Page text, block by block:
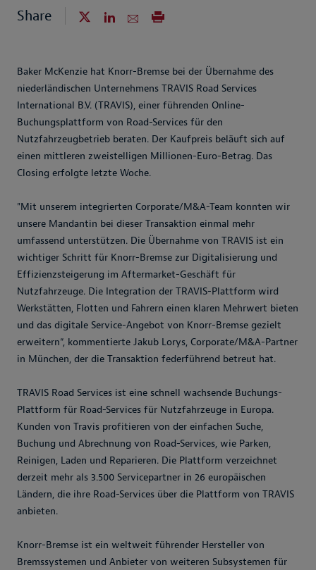
Share
Baker McKenzie hat Knorr-Bremse bei der Übernahme des
niederländischen Unternehmens TRAVIS Road Services
International B.V. (TRAVIS), einer führenden Online-
Buchungsplattform von Road-Services für den
Nutzfahrzeugbetrieb beraten. Der Kaufpreis beläuft sich auf
einen mittleren zweistelligen Millionen-Euro-Betrag. Das
Closing erfolgte letzte Woche.
"Mit unserem integrierten Corporate/M&A-Team konnten wir
unsere Mandantin bei dieser Transaktion einmal mehr
umfassend unterstützen. Die Übernahme von TRAVIS ist ein
wichtiger Schritt für Knorr-Bremse zur Digitalisierung und
Effizienzsteigerung im Aftermarket-Geschäft für
Nutzfahrzeuge. Die Integration der TRAVIS-Plattform wird
Werkstätten, Flotten und Fahrern einen klaren Mehrwert bieten
und das digitale Service-Angebot von Knorr-Bremse gezielt
erweitern“, kommentierte Jakub Lorys, Corporate/M&A-Partner
in München, der die Transaktion federführend betreut hat.
TRAVIS Road Services ist eine schnell wachsende Buchungs-
Plattform für Road-Services für Nutzfahrzeuge in Europa.
Kunden von Travis profitieren von der einfachen Suche,
Buchung und Abrechnung von Road-Services, wie Parken,
Reinigen, Laden und Reparieren. Die Plattform verzeichnet
derzeit mehr als 3.500 Servicepartner in 26 europäischen
Ländern, die ihre Road-Services über die Plattform von TRAVIS
anbieten.
Knorr-Bremse ist ein weltweit führender Hersteller von
Bremssystemen und Anbieter von weiteren Subsystemen für